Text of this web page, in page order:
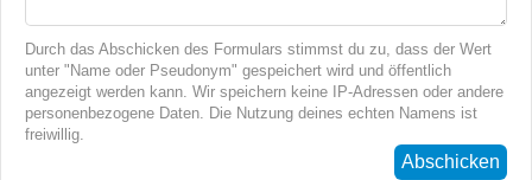
Durch das Abschicken des Formulars stimmst du zu, dass der Wert
unter "Name oder Pseudonym" gespeichert wird und öffentlich
angezeigt werden kann. Wir speichern keine IP-Adressen oder andere
personenbezogene Daten. Die Nutzung deines echten Namens ist
freiwillig.
Abschicken